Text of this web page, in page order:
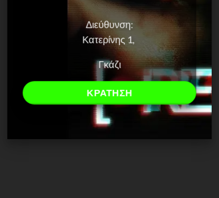
Διεύθυνση:
Κατερίνης 1,
Γκάζι
ΚΡΑΤΗΣΗ